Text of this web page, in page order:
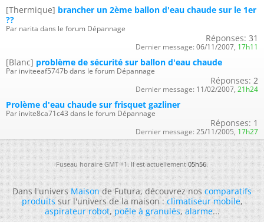
[Thermique] brancher un 2ème ballon d'eau chaude sur le 1er
??
Par narita dans le forum Dépannage
Réponses: 31
Dernier message: 06/11/2007, 17h11
[Blanc] problème de sécurité sur ballon d'eau chaude
Par inviteeaf5747b dans le forum Dépannage
Réponses: 2
Dernier message: 11/02/2007, 21h24
Prolème d'eau chaude sur frisquet gazliner
Par invite8ca71c43 dans le forum Dépannage
Réponses: 1
Dernier message: 25/11/2005, 17h27
Fuseau horaire GMT +1. Il est actuellement05h56.
Dans l'universMaisonde Futura, découvrez noscomparatifs
produitssur l'univers de la maison :climatiseur mobile,
aspirateur robot,poêle à granulés,alarme...